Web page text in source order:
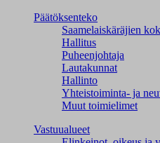
Päätöksenteko
Saamelaiskäräjien
Hallitus
Puheenjohtaja
Lautakunnat
Hallinto
Yhteistoiminta- ja
Muut toimielimet
Vastuualueet